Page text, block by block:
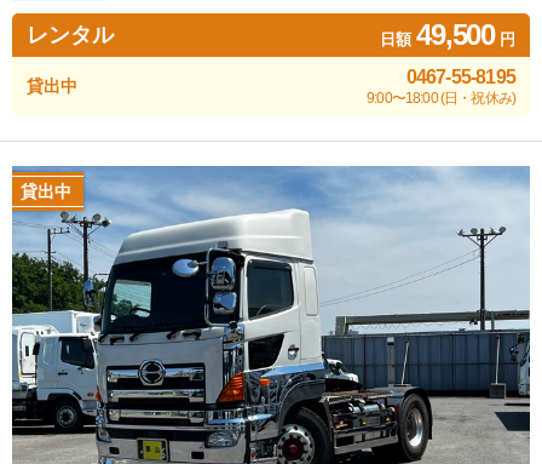
レンタル 日額49,500円
貸出中 0467-55-8195
9:00〜18:00 (日・祝休み)
貸出中